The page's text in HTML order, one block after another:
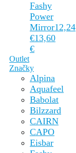
Fashy
Power
Mirror12,24
€13,60
€
Outlet
Značky
Alpina
Aquafeel
Babolat
Bilzzard
CAIRN
CAPO
Eisbar